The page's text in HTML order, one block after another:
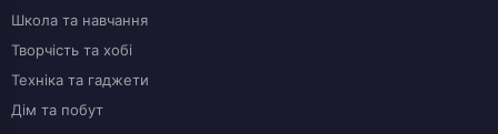
Школа та навчання
Творчість та хобі
Техніка та гаджети
Дім та побут